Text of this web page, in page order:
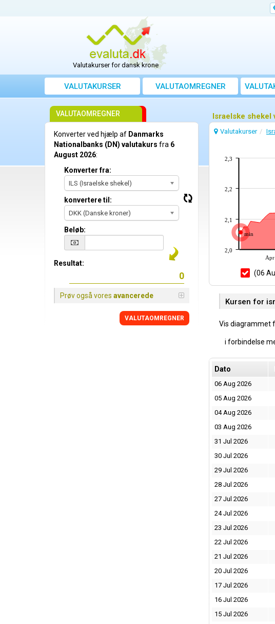
Valutakurser for dansk krone
VALUTAKURSER VALUTAOMREGNER
Israelske shekel
Valutakurser
min
Apr
2,0
2,1
2,2
2,3
(06
Kursen for
Vis diagrammet
i forbindelse
Dato
06 Aug 2026
05 Aug 2026
04 Aug 2026
03 Aug 2026
31 Jul 2026
30 Jul 2026
29 Jul 2026
28 Jul 2026
27 Jul 2026
24 Jul 2026
23 Jul 2026
22 Jul 2026
21 Jul 2026
20 Jul 2026
17 Jul 2026
16 Jul 2026
15 Jul 2026
VALUTAOMREGNER
Konverter ved hjælp af Danmarks
Nationalbanks (DN) valutakurs fra 6
August 2026:
Konverter fra:
ILS (Israelske shekel)
konvertere til:
DKK (Danske kroner)
Beløb:
Resultat:
Prøv også vores avancerede
VALUTAOMREGNER